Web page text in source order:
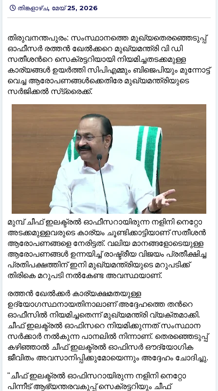
തിങ്കളാഴ്‌ച, മേയ് 25, 2026
തിരുവനന്തപുരം: സംസ്ഥാനത്തെ മുഖ്യതെരഞ്ഞെടുപ്പ്
ഓഫീസർ രത്തൻ ഖേൽക്കറെ മുഖ്യമന്ത്രി വി ഡി
സതീശന്‍റെ സെക്രട്ടറിയായി നിയമിച്ചതടക്കമുള്ള
കാര്യങ്ങൾ ഉയർത്തി സിപിഎമ്മും ബിജെപിയും മുന്നോട്ട്
വെച്ച ആരോപണങ്ങള്‍ക്കെതിരേ മുഖ്യമന്ത്രിയുടെ
സർജിക്കൽ സ്‌ട്രൈക്ക്.
മുമ്പ് ചീഫ് ഇലക്ട്രൽ ഓഫീസറായിരുന്ന നളിനി നെറ്റോ
അടക്കമുള്ളവരുടെ കാര്യം ചൂണ്ടിക്കാട്ടിയാണ് സതീശൻ
ആരോപണങ്ങളെ നേരിട്ടത്. വലിയ മാനങ്ങളോടെയുള്ള
ആരോപണങ്ങൾ ഉന്നയിച്ച് രാഷ്ട്രീയ വിജയം പ്രതീക്ഷിച്ച
പ്രതിപക്ഷത്തിന് ഇനി മുഖ്യമന്ത്രിയുടെ മറുപടിക്ക്
തിരികെ മറുപടി നല്‍കേണ്ട അവസ്ഥയാണ്.
​രത്തൻ ഖേൽക്കർ കാര്യക്ഷമതയുള്ള
ഉദ്യോഗസ്ഥനായതിനാലാണ് അദ്ദേഹത്തെ തന്‍റെ
ഓഫീസിൽ നിയമിച്ചതെന്ന് മുഖ്യമന്ത്രി വ്യക്തമാക്കി.
ചീഫ് ഇലക്ട്രൽ ഓഫിസറെ നിയമിക്കുന്നത് സംസ്ഥാന
സർക്കാർ നൽകുന്ന പാനലിൽ നിന്നാണ്. തെരഞ്ഞെടുപ്പ്
കഴിഞ്ഞാൽ ചീഫ് ഇലക്ട്രൽ ഓഫിസർ ഔദ്യോഗിക
ജീവിതം അവസാനിപ്പിക്കുമോയെന്നും അദ്ദേഹം ചോദിച്ചു.
​"ചീഫ് ഇലക്ട്രൽ ഓഫിസറായിരുന്ന നളിനി നെറ്റോ
പിന്നീട് ആഭ്യന്തരവകുപ്പ് സെക്രട്ടറിയും ചീഫ്